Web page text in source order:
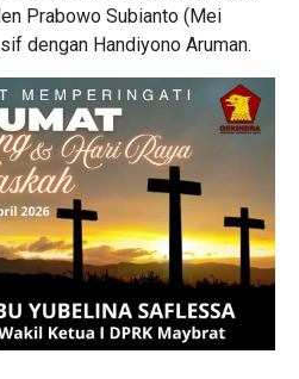
Prabowo Subianto (Mei
dengan Handiyono Aruman.